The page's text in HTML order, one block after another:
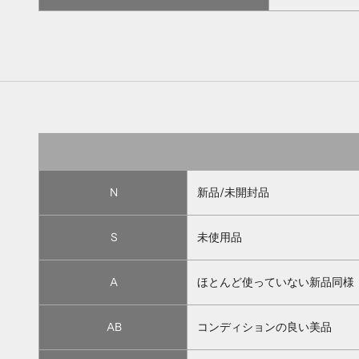
N 新品/未開封品
S 未使用品
A ほとんど使っていない新品同様
AB コンディションの良い美品